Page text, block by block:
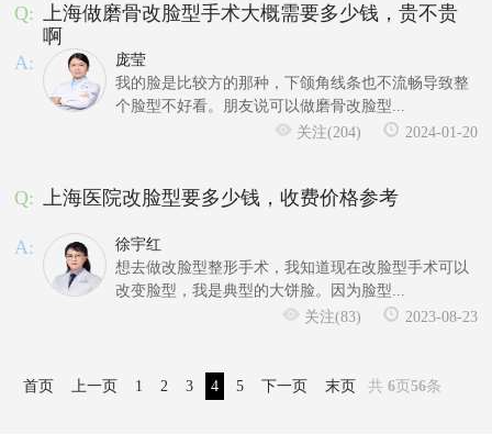
Q: 上海做磨骨改脸型手术大概需要多少钱，贵不贵
啊
A:
庞莹
我的脸是比较方的那种，下颌角线条也不流畅导致整
个脸型不好看。朋友说可以做磨骨改脸型...
关注(204)
2024-01-20
Q: 上海医院改脸型要多少钱，收费价格参考
A:
徐宇红
想去做改脸型整形手术，我知道现在改脸型手术可以
改变脸型，我是典型的大饼脸。因为脸型...
关注(83)
2023-08-23
首页 上一页 1 2 3 4 5 下一页 末页 共6页56条